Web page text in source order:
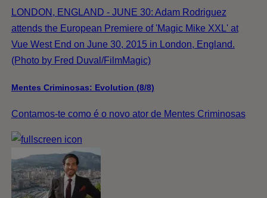
LONDON, ENGLAND - JUNE 30: Adam Rodriguez
attends the European Premiere of 'Magic Mike XXL' at
Vue West End on June 30, 2015 in London, England.
(Photo by Fred Duval/FilmMagic)
Mentes Criminosas: Evolution (8/8)
Contamos-te como é o novo ator de Mentes Criminosas